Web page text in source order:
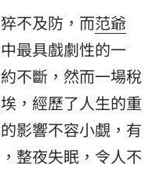
不及防，而范爺
最具戲劇性的一
不斷，然而一場稅
，經歷了人生的重
影響不容小覷，有
整夜失眠，令人不